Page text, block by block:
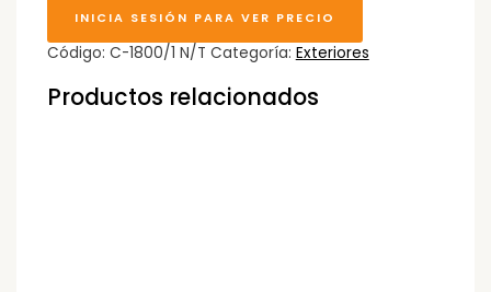
INICIA SESIÓN PARA VER PRECIO
Código: C-1800/1 N/T Categoría: Exteriores
Productos relacionados